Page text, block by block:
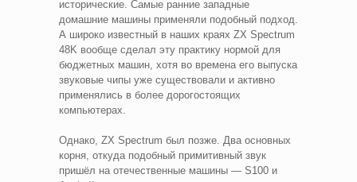
исторические. Самые ранние западные
домашние машины применяли подобный подход.
А широко известный в наших краях ZX Spectrum
48K вообще сделал эту практику нормой для
бюджетных машин, хотя во времена его выпуска
звуковые чипы уже существовали и активно
применялись в более дорогостоящих
компьютерах.
Однако, ZX Spectrum был позже. Два основных
корня, откуда подобный примитивный звук
пришёл на отечественные машины — S100 и